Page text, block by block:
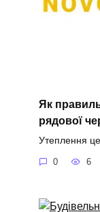
Як
рядової
Утеплення
0 6